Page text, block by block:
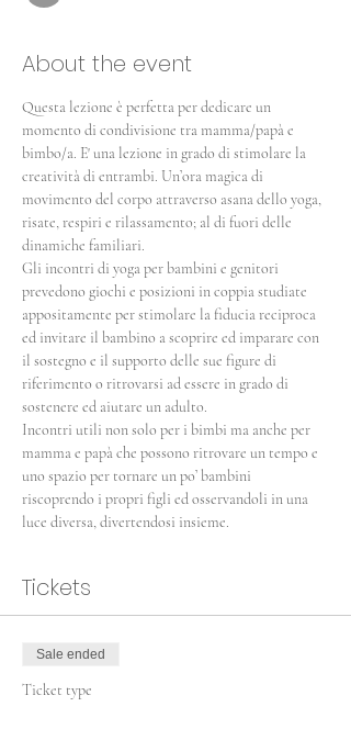
About the event
Questa lezione è perfetta per dedicare un
momento di condivisione tra mamma/papà e
bimbo/a. E' una lezione in grado di stimolare la
creatività di entrambi. Un’ora magica di
movimento del corpo attraverso asana dello yoga,
risate, respiri e rilassamento; al di fuori delle
dinamiche familiari.
Gli incontri di yoga per bambini e genitori
prevedono giochi e posizioni in coppia studiate
appositamente per stimolare la fiducia reciproca
ed invitare il bambino a scoprire ed imparare con
il sostegno e il supporto delle sue figure di
riferimento o ritrovarsi ad essere in grado di
sostenere ed aiutare un adulto.
Incontri utili non solo per i bimbi ma anche per
mamma e papà che possono ritrovare un tempo e
uno spazio per tornare un po’ bambini
riscoprendo i propri figli ed osservandoli in una
luce diversa, divertendosi insieme.
Tickets
Sale ended
Ticket type